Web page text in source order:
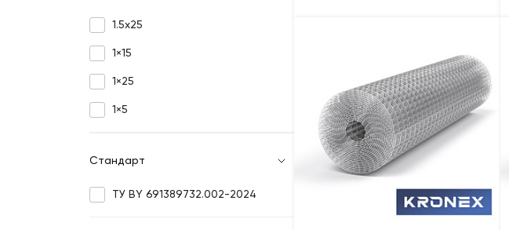
1.5x25
1×15
1×25
1×5
Стандарт
ТУ BY 691389732.002-2024